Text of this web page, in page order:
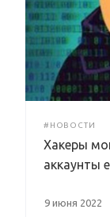
#НОВОСТИ
Хакеры
аккаунты
9 июня 2022